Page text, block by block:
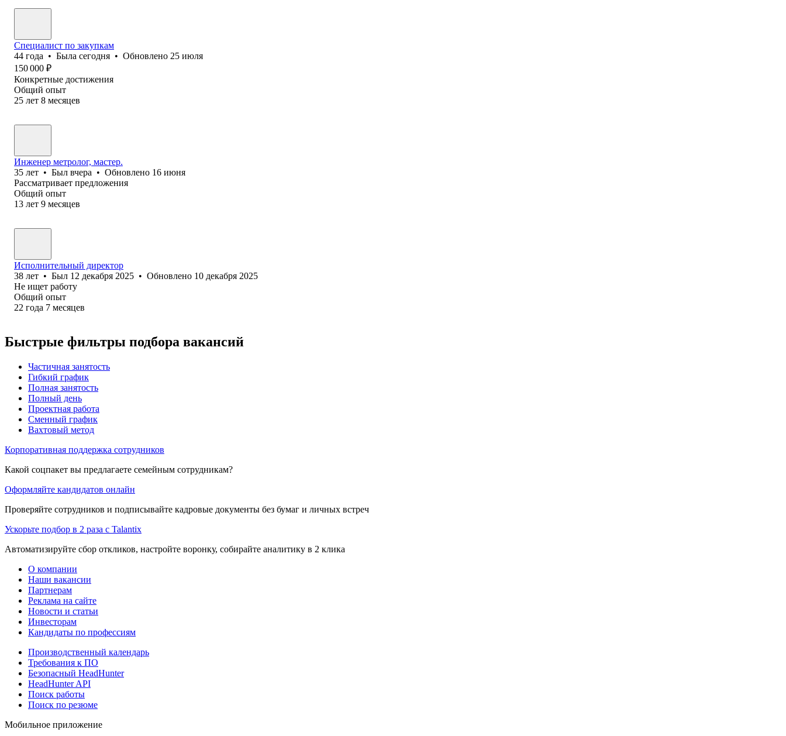
Специалист по закупкам
44 года • Была сегодня • Обновлено 25 июля
150 000 ₽
Конкретные достижения
Общий опыт
25 лет 8 месяцев
Инженер метролог, мастер.
35 лет • Был вчера • Обновлено 16 июня
Рассматривает предложения
Общий опыт
13 лет 9 месяцев
Исполнительный директор
38 лет • Был 12 декабря 2025 • Обновлено 10 декабря 2025
Не ищет работу
Общий опыт
22 года 7 месяцев
Быстрые фильтры подбора вакансий
Частичная занятость
Гибкий график
Полная занятость
Полный день
Проектная работа
Сменный график
Вахтовый метод
Корпоративная поддержка сотрудников
Какой соцпакет вы предлагаете семейным сотрудникам?
Оформляйте кандидатов онлайн
Проверяйте сотрудников и подписывайте кадровые документы без бумаг и личных встреч
Ускорьте подбор в 2 раза с Talantix
Автоматизируйте сбор откликов, настройте воронку, собирайте аналитику в 2 клика
О компании
Наши вакансии
Партнерам
Реклама на сайте
Новости и статьи
Инвесторам
Кандидаты по профессиям
Производственный календарь
Требования к ПО
Безопасный HeadHunter
HeadHunter API
Поиск работы
Поиск по резюме
Мобильное приложение